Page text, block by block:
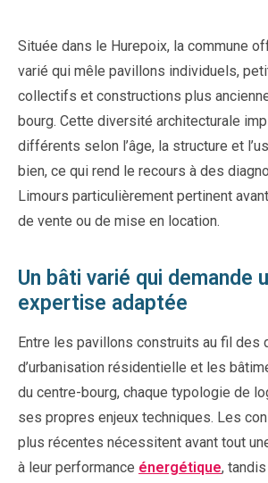
Située dans le Hurepoix, la commune
varié qui mêle pavillons individuels,
collectifs et constructions plus
bourg. Cette diversité architecturale
différents selon l’âge, la structure et
bien, ce qui rend le recours à des
Limours particulièrement pertinent
de vente ou de mise en location.
Un bâti varié qui demande
expertise adaptée
Entre les pavillons construits au fil des
d’urbanisation résidentielle et les
du centre-bourg, chaque typologie de
ses propres enjeux techniques. Les
plus récentes nécessitent avant tout
à leur performance énergétique,